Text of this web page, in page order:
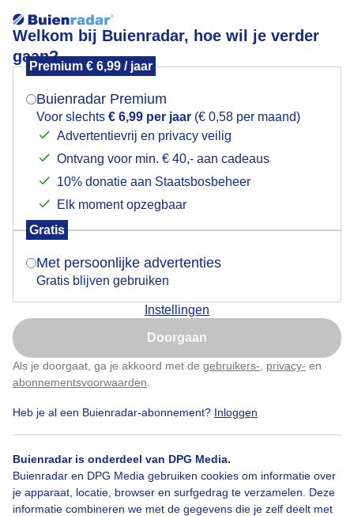
Welkom bij Buienradar, hoe wil je verder
gaan?
Premium € 6,99 / jaar
Buienradar Premium
Voor slechts € 6,99 per jaar (€ 0,58 per maand)
Advertentievrij en privacy veilig
Ontvang voor min. € 40,- aan cadeaus
10% donatie aan Staatsbosbeheer
Elk moment opzegbaar
Gratis
Met persoonlijke advertenties
Gratis blijven gebruiken
Instellingen
Doorgaan
Als je doorgaat, ga je akkoord met de gebruikers- privacy- en
abonnementsvoorwaarden
Heb je al een Buienradar-abonnement? Inloggen
Buienradar is onderdeel van DPG Media.
Buienradar en DPG Media gebruiken cookies om informatie over
je apparaat, locatie, browser en surfgedrag te verzamelen. Deze
informatie combineren we met de gegevens die je zelf deelt met
Nieuwsgierige koe:)
Door: Yvonne Raphael Gemaakt: 14-06-2026, 42x bekeken
Zon Wolken Dieren
Bekijk slideshow
Mogen we je locatie gebruiken voor het
Indien je hier nog geen akkoord op hebt gegeven,
verschijnt er zo een pop-up uit je browser waarin
Is goed, toon de popup
Nu niet, misschien later
Klik hierom dit aan te passen